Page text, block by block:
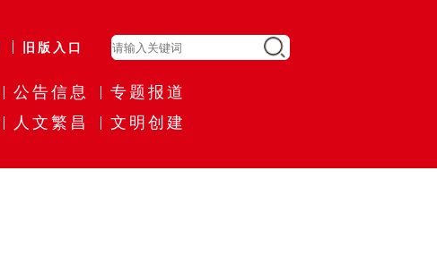
旧版入口
公告信息
专题报道
人文繁昌 文明创建